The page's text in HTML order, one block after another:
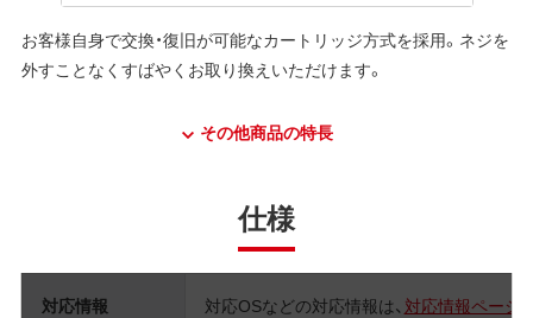
お客様自身で交換・復旧が可能なカートリッジ方式を採用。ネジを
外すことなくすばやくお取り換えいただけます。
その他商品の特長
仕様
対応情報 対応OSなどの対応情報は、 対応情報ページ